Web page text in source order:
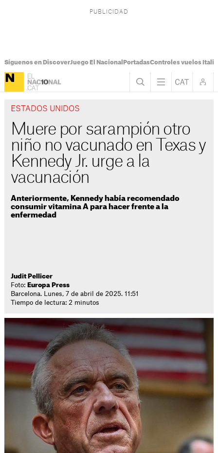
Síguenos en DiscoverJuego El Nacional PortadasControles vuelos Italia
ESTADOS UNIDOS
Muere por sarampión otro
niño no vacunado en Texas y
Kennedy Jr. urge a la
vacunación
Anteriormente, Kennedy había recomendado
consumir vitamina A para hacer frente a la
enfermedad
Judit Pellicer
Foto: Europa Press
Barcelona. Lunes, 7 de abril de 2025. 11:51
Tiempo de lectura: 2 minutos